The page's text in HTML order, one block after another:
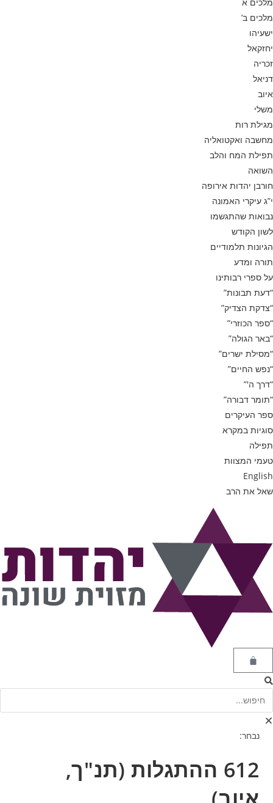
מלכים ב’
ישעיהו
יחזקאל
זכריה
דניאל
איוב
משלי
מגילת רות
מחשבה ואקטואליה
תפילת המח והלב
השואה
חורבן יהדות אירופה
י”ג עיקרי האמונה
נבואות שהתגשמו
לשון הקודש
הגיונות תלמודיים
תורה ומדע
על ספרי רבותינו
“דעת תבונות”
“צדקת הצדיק”
“ספר הכוזרי”
“באר הגולה”
“מסילת ישרים”
“נפש החיים”
“דרך ה'”
“תומר דבורה”
ספר העיקרים
סוגיות במקרא
תפילה
טעמי המצוות
English
שאל את הרב
נבחר:
612 ההתגלות (תנ"ך,